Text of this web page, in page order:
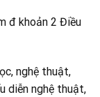
đ khoản 2 Điều
nghệ thuật,
diễn nghệ thuật,